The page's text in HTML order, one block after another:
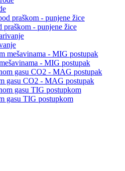
praškom - punjene žice
- MIG postupak
gasu CO2 - MAG postupak
gasu TIG postupkom